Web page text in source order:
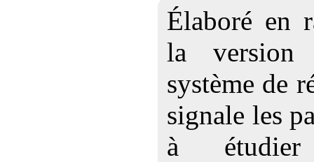
Élaboré en
la version
système de
signale les
à